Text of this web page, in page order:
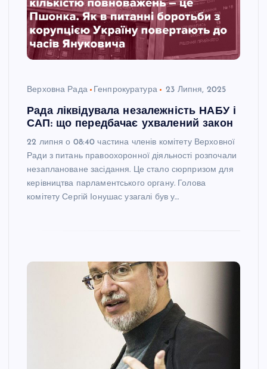
Верховна Рада Генпрокуратура 23 Липня, 2025
Рада ліквідувала незалежність НАБУ і
САП: що передбачає ухвалений закон
22 липня о 08:40 частина членів комітету Верховної
Ради з питань правоохоронної діяльності розпочали
незаплановане засідання. Це стало сюрпризом для
керівництва парламентського органу. Голова
комітету Сергій Іонушас узагалі був у…